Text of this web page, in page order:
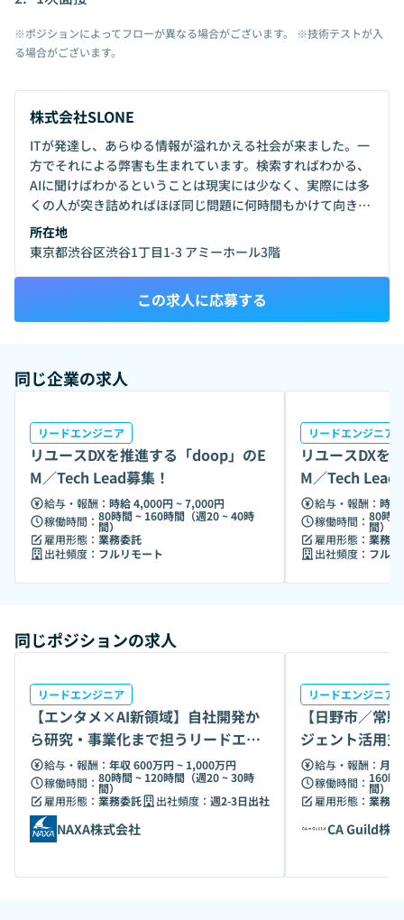
※ポジションによってフローが異なる場合がございます。 ※技術テストが入
る場合がございます。
株式会社SLONE
ITが発達し、あらゆる情報が溢れかえる社会が来ました。一
方でそれによる弊害も生まれています。検索すればわかる、
AIに聞けばわかるということは現実には少なく、実際には多
くの人が突き詰めればほぼ同じ問題に何時間もかけて向き合
う現象をあらゆる場面で目にします。情報はそれだけでは役
に立たず、情報を「どうやって扱うか」がより重要になって
います。一部のごく限られた人しか知らないこの「情報の扱
明をなくし、人がより意味のある時間を使える社会を実現し
たい。そんな想いでSLONEを創業しました。
所在地
東京都渋谷区渋谷1丁目1-3 アミーホール3階
この求人に応募する
同じ企業の求人
リードエンジニア
リユースDXを推進する「doop」のE
M／Tech Lead募集！
給与・報酬： 時給 4,000円 ~ 7,000円
稼働時間： 80時間 ~ 160時間（週20 ~ 40時
間）
雇用形態： 業務委託
出社頻度： フルリモート
リードエンジニア
リユースDXを
M／Tech Lead
給与・報酬： 時
稼働時間： 80時
間）
雇用形態： 業務
出社頻度： フル
同じポジションの求人
リードエンジニア
【エンタメ×AI新領域】自社開発か
ら研究・事業化まで担うリードエン
ジニア募集
給与・報酬： 年収 600万円 ~ 1,000万円
稼働時間： 80時間 ~ 120時間（週20 ~ 30時
間）
雇用形態： 業務委託 出社頻度： 週2-3日出社
NAXA株式会社
リードエンジニア
【日野市／常
ジェント活用
給与・報酬： 月
稼働時間： 160時
間）
雇用形態： 業務委
CA Guild株